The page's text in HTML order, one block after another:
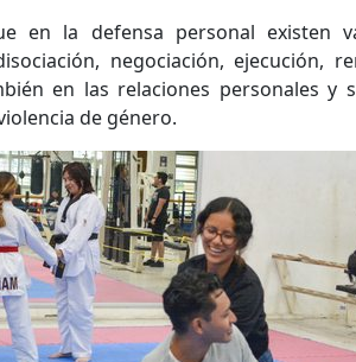
en la defensa personal existen
negociación, ejecución,
en las relaciones personales y
de género.